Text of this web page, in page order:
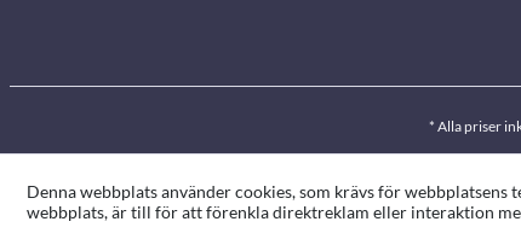
* Alla priser
Denna webbplats använder cookies, som krävs för
webbplats, är till för att förenkla direktreklam eller interaktion